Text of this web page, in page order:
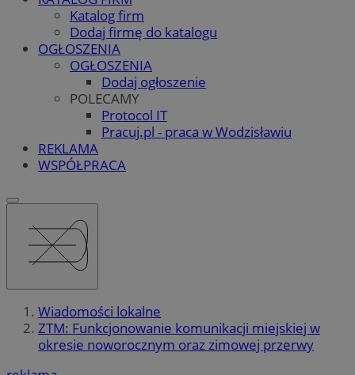
Katalog firm
Dodaj firmę do katalogu
OGŁOSZENIA
OGŁOSZENIA
Dodaj ogłoszenie
POLECAMY
Protocol IT
Pracuj.pl - praca w Wodzisławiu
REKLAMA
WSPÓŁPRACA
Wiadomości lokalne
ZTM: Funkcjonowanie komunikacji miejskiej w
okresie noworocznym oraz zimowej przerwy